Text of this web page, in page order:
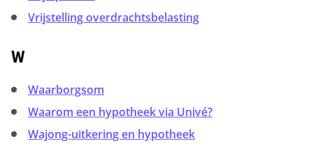
Vrijstelling overdrachtsbelasting
W
Waarborgsom
Waarom een hypotheek via Univé?
Wajong-uitkering en hypotheek